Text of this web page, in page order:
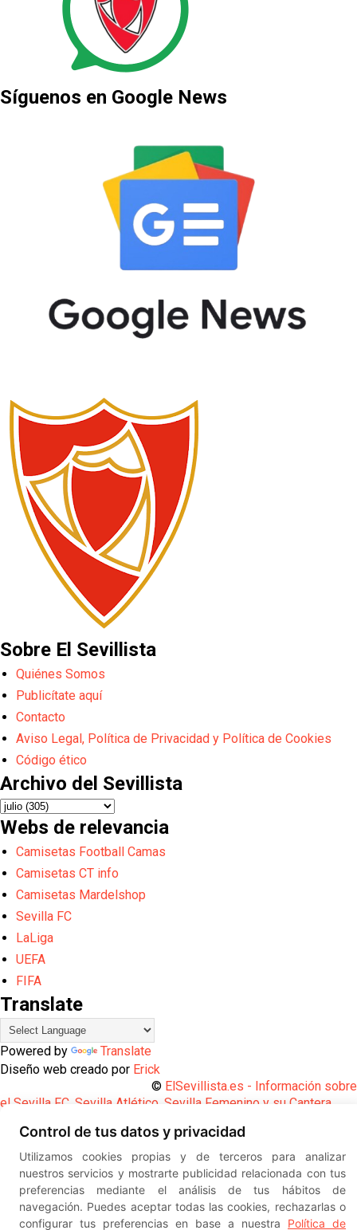
Síguenos en Google News
Sobre El Sevillista
Quiénes Somos
Publicítate aquí
Contacto
Aviso Legal, Política de Privacidad y Política de Cookies
Código ético
Archivo del Sevillista
Webs de relevancia
Camisetas Football Camas
Camisetas CT info
Camisetas Mardelshop
Sevilla FC
LaLiga
UEFA
FIFA
Translate
Powered by
Translate
Diseño web creado por Erick
© ElSevillista.es - Información sobre
el Sevilla FC, Sevilla Atlético, Sevilla Femenino y su Cantera
Control de tus datos y privacidad
Utilizamos cookies propias y de terceros para analizar
nuestros servicios y mostrarte publicidad relacionada con tus
preferencias mediante el análisis de tus hábitos de
navegación. Puedes aceptar todas las cookies, rechazarlas o
configurar tus preferencias en base a nuestra Política de